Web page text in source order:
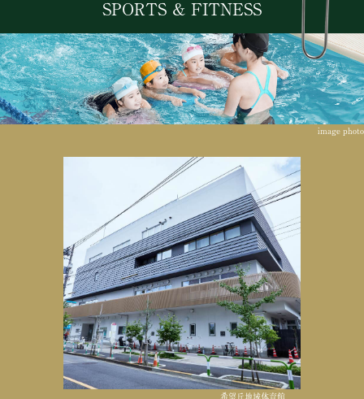
SPORTS & FITNESS
image photo
希望丘地域体育館